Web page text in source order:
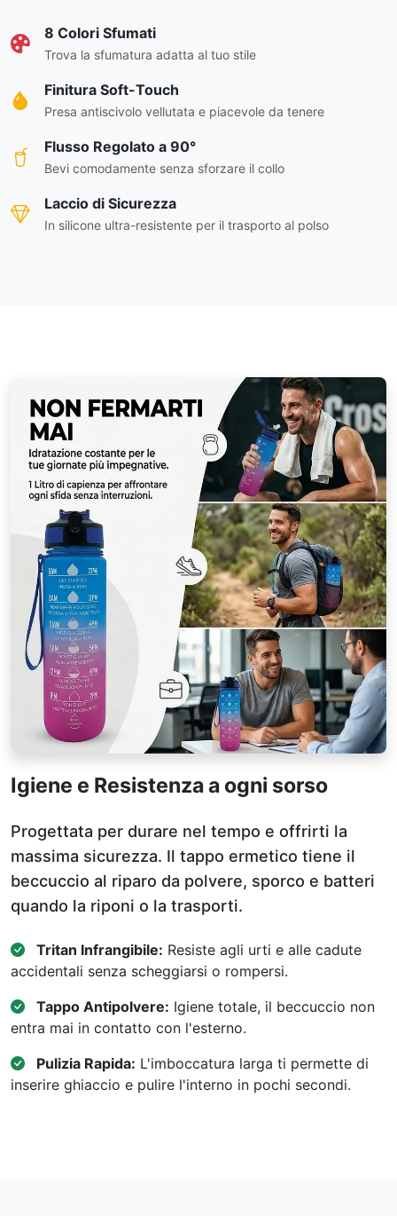
8 Colori Sfumati
Trova la sfumatura adatta al tuo stile
Finitura Soft-Touch
Presa antiscivolo vellutata e piacevole da tenere
Flusso Regolato a 90°
Bevi comodamente senza sforzare il collo
Laccio di Sicurezza
In silicone ultra-resistente per il trasporto al polso
Igiene e Resistenza a ogni sorso
Progettata per durare nel tempo e offrirti la
massima sicurezza. Il tappo ermetico tiene il
beccuccio al riparo da polvere, sporco e batteri
quando la riponi o la trasporti.
Tritan Infrangibile: Resiste agli urti e alle cadute
accidentali senza scheggiarsi o rompersi.
Tappo Antipolvere: Igiene totale, il beccuccio non
entra mai in contatto con l'esterno.
Pulizia Rapida: L'imboccatura larga ti permette di
inserire ghiaccio e pulire l'interno in pochi secondi.